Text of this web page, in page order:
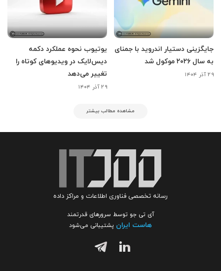
جایگزینی دستیار اندروید با جمنای
به سال ۲۰۲۶ موکول شد
۲۹ آذر ۱۴۰۴
یوتیوب نحوه عملکرد دکمه
دیس‌لایک در ویدیوهای کوتاه را
تغییر می‌دهد
۲۹ آذر ۱۴۰۴
مشاهده مطالب بیشتر
رسانه تخصصی فناوری اطلاعات و مراکز داده
آی تی جو توسط سرورهای قدرتمند
هاست ایران پشتیبانی می‌شود